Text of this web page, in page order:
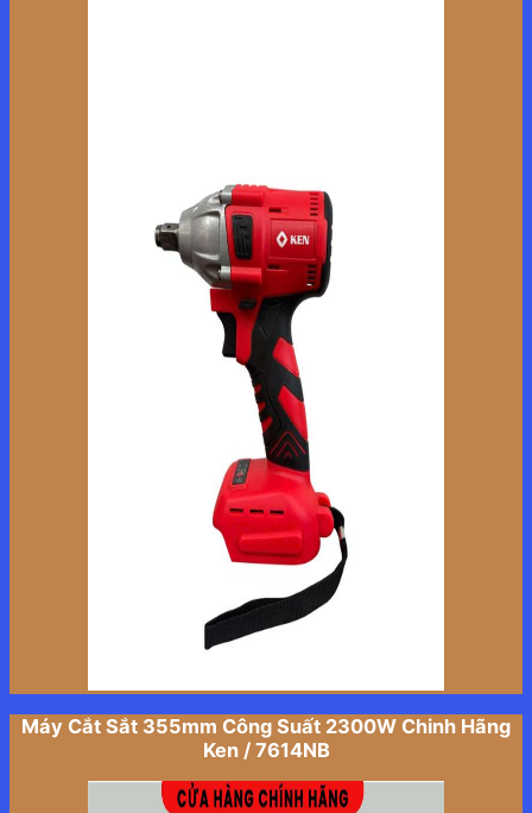
Máy Cắt Sắt 355mm Công Suất 2300W Chinh Hãng
Ken / 7614NB